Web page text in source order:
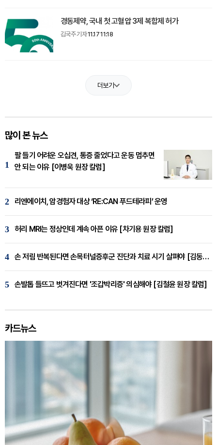
경동제약, 국내 첫 고혈압 3제 복합제 허가
김국주 기자11.17 11:18
더보기
많이 본 뉴스
1
팔 들기 어려운 오십견, 통증 줄었다고 운동 멈추면
안 되는 이유 [이병욱 원장 칼럼]
2 리엔에이치, 암경험자 대상 ‘RE:CAN 푸드테라피’ 운영
3 허리 MRI는 정상인데 계속 아픈 이유 [차기용 원장 칼럼]
4 손 저림 반복된다면 손목터널증후군 진단과 치료 시기 살펴야 [김동현 원장 칼럼]
5 손발톱 들뜨고 벗겨진다면 '조갑박리증' 의심해야 [김철윤 원장 칼럼]
카드뉴스